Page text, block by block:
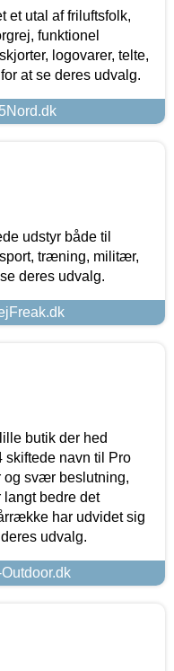
et utal af friluftsfolk,
funktionel
logovarer, telte,
at se deres udvalg.
udstyr både til
træning, militær,
deres udvalg.
butik der hed
skiftede navn til Pro
og svær beslutning,
bedre det
har udvidet sig
udvalg.